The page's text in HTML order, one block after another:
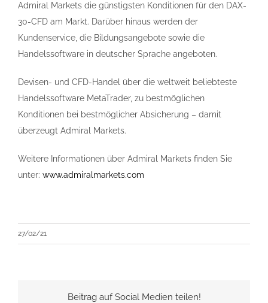
Admiral Markets die günstigsten Konditionen für den DAX-
30-CFD am Markt. Darüber hinaus werden der
Kundenservice, die Bildungsangebote sowie die
Handelssoftware in deutscher Sprache angeboten.
Devisen- und CFD-Handel über die weltweit beliebteste
Handelssoftware MetaTrader, zu bestmöglichen
Konditionen bei bestmöglicher Absicherung – damit
überzeugt Admiral Markets.
Weitere Informationen über Admiral Markets finden Sie
unter: www.admiralmarkets.com
27/02/21
Beitrag auf Social Medien teilen!